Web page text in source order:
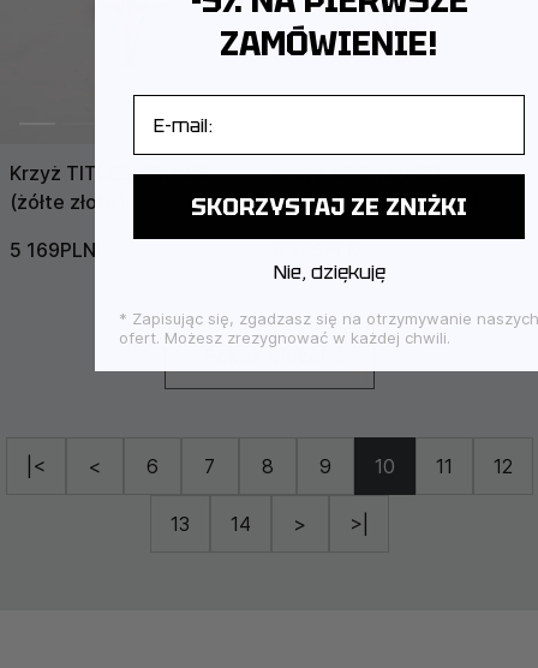
Krzyż TITLES CRUCIS
(żółte złoto)
5 169PLN
Krzyż ARCHANGEL
MICHAEL (żółte złoto)
|< < 6 7 8 9 10 11 12
13 14 > >|
ZAMÓWIENIE!
SKORZYSTAJ ZE ZNIŻKI
Nie, dziękuję
* Zapisując się, zgadzasz się na otrzymywanie naszych
ofert. Możesz zrezygnować w każdej chwili.